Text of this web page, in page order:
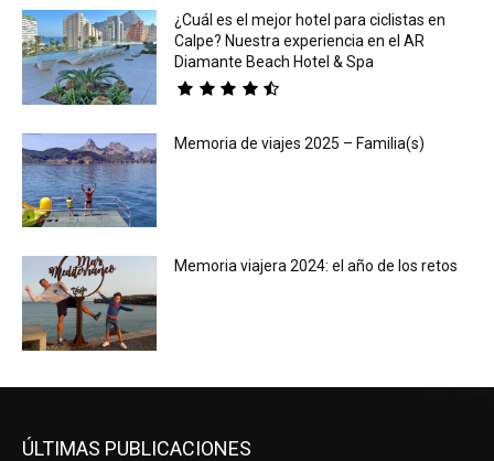
¿Cuál es el mejor hotel para ciclistas en
Calpe? Nuestra experiencia en el AR
Diamante Beach Hotel & Spa
Memoria de viajes 2025 – Familia(s)
Memoria viajera 2024: el año de los retos
ÚLTIMAS PUBLICACIONES